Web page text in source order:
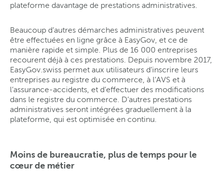
plateforme davantage de prestations administratives.
Beaucoup d’autres démarches administratives peuvent
être effectuées en ligne grâce à EasyGov, et ce de
manière rapide et simple. Plus de 16 000 entreprises
recourent déjà à ces prestations. Depuis novembre 2017,
EasyGov.swiss permet aux utilisateurs d’inscrire leurs
entreprises au registre du commerce, à l’AVS et à
l’assurance-accidents, et d’effectuer des modifications
dans le registre du commerce. D’autres prestations
administratives seront intégrées graduellement à la
plateforme, qui est optimisée en continu.
Moins de bureaucratie, plus de temps pour le
cœur de métier